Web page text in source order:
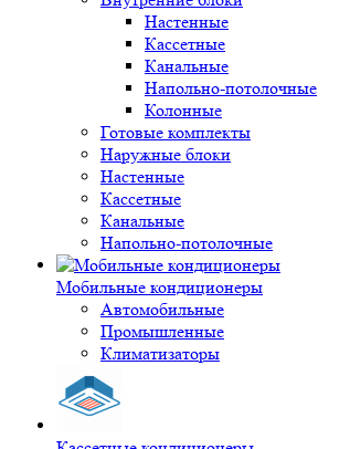
Настенные
Кассетные
Канальные
Напольно-потолочные
Колонные
Готовые комплекты
Наружные блоки
Настенные
Кассетные
Канальные
Напольно-потолочные
Мобильные кондиционеры
Автомобильные
Промышленные
Климатизаторы